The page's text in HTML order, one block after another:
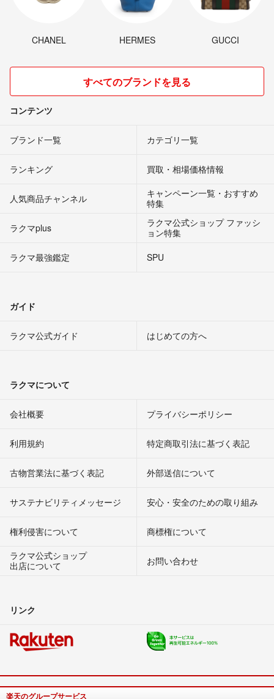
CHANEL HERMES GUCCI
すべてのブランドを見る
コンテンツ
ブランド一覧 カテゴリ一覧
ランキング 買取・相場価格情報
人気商品チャンネル
キャンペーン一覧・おすすめ
特集
ラクマplus
ラクマ公式ショップ ファッシ
ョン特集
ラクマ最強鑑定
SPU
ガイド
ラクマ公式ガイド はじめての方へ
ラクマについて
会社概要 プライバシーポリシー
利用規約 特定商取引法に基づく表記
古物営業法に基づく表記 外部送信について
サステナビリティメッセージ 安心・安全のための取り組み
権利侵害について
商標権について
ラクマ公式ショップ
出店について
お問い合わせ
リンク
楽天のグループサービス